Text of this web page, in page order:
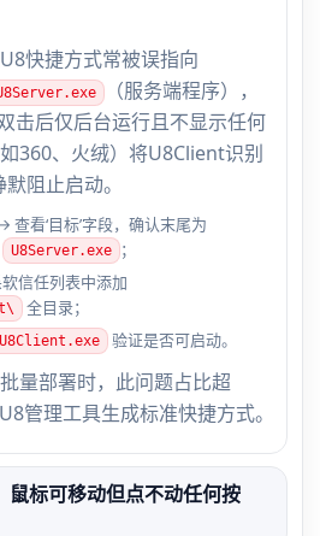
快捷方式常被误指向
（服务端程序），
击后仅后台运行且不显示任何
360、火绒）将U8Client识别
阻止启动。
看‘目标’字段，确认末尾为
U8Server.exe
；
信任列表中添加
全目录；
U8Client.exe 验证是否可启动。
量部署时，此问题占比超
管理工具生成标准快捷方式。
鼠标可移动但点不动任何按